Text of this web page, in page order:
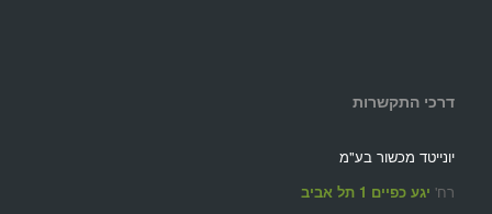
דרכי התקשרות
יונייטד מכשור בע"מ
רח' יגע כפיים 1 תל אביב